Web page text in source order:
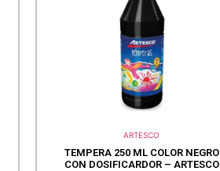
ARTESCO
TEMPERA 250 ML COLOR NEGRO
CON DOSIFICARDOR – ARTESCO